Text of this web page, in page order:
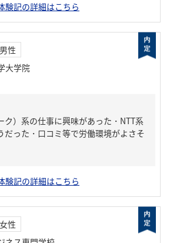
験記の詳細はこちら
男性
大学院
ク）系の仕事に興味があった・NTT系
だった・口コミ等で労働環境がよさそ
験記の詳細はこちら
女性